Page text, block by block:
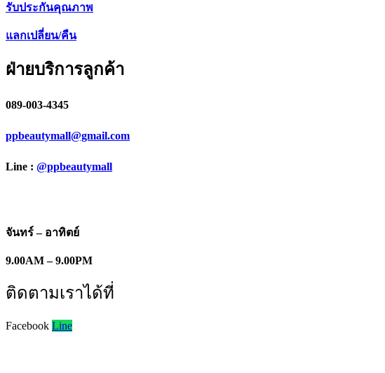
รับประกันคุณภาพ
แลกเปลี่ยน/คืน
ฝ่ายบริการลูกค้า
089-003-4345
ppbeautymall@gmail.com
Line : @ppbeautymall
จันทร์ – อาทิตย์
9.00AM – 9.00PM
ติดตามเราได้ที่
Facebook Line